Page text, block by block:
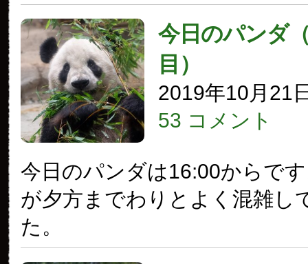
今日のパンダ
目）
2019年10月21
53 コメント
今日のパンダは16:00からで
が夕方までわりとよく混雑し
た。